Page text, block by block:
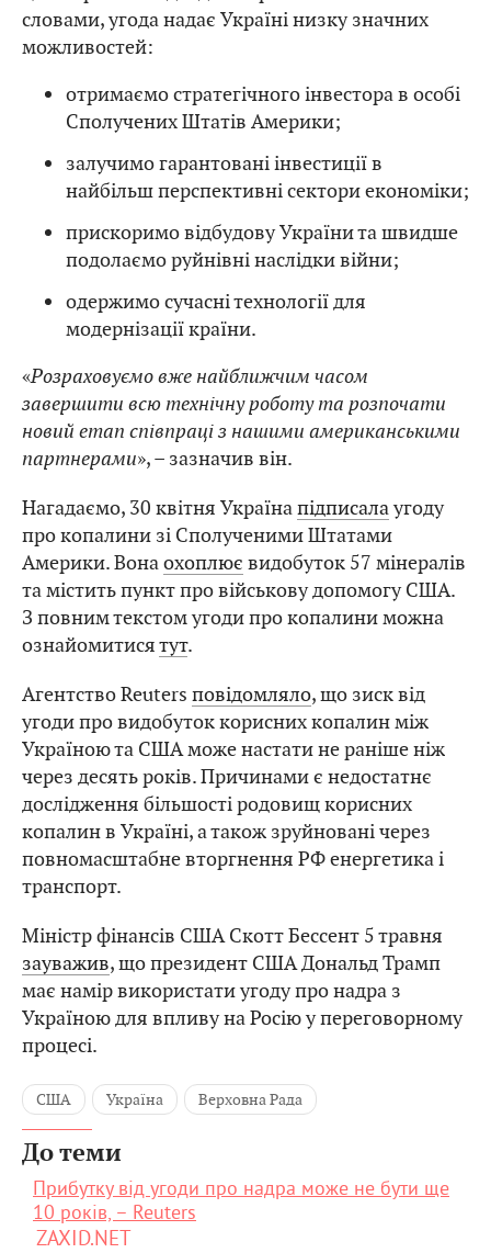
словами, угода надає Україні низку значних
можливостей:
отримаємо стратегічного інвестора в особі
Сполучених Штатів Америки;
залучимо гарантовані інвестиції в
найбільш перспективні сектори економіки;
прискоримо відбудову України та швидше
подолаємо руйнівні наслідки війни;
одержимо сучасні технології для
модернізації країни.
«Розраховуємо вже найближчим часом
завершити всю технічну роботу та розпочати
новий етап співпраці з нашими американськими
партнерами», – зазначив він.
Нагадаємо, 30 квітня Українапідписалаугоду
про копалини зі Сполученими Штатами
Америки. Вонаохоплює видобуток 57 мінералів
та містить пункт про військову допомогу США.
З повним текстом угоди про копалини можна
ознайомитисятут.
Агентство Reuters повідомляло, що зиск від
угоди про видобуток корисних копалин між
Україною та США може настати не раніше ніж
через десять років. Причинами є недостатнє
дослідження більшості родовищ корисних
копалин в Україні, а також зруйновані через
повномасштабне вторгнення РФ енергетика і
транспорт.
Міністр фінансів США Скотт Бессент 5 травня
зауважив, що президент США Дональд Трамп
має намір використати угоду про надра з
Україною для впливу на Росію у переговорному
процесі.
США Україна Верховна Рада
До теми
Прибутку від угоди про надра може не бути ще
10 років, – Reuters
ZAXID.NET